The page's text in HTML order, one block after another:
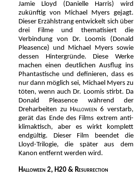
Jamie Lloyd (Danielle Harris) wird
zukünftig von Michael Myers gejagt.
Dieser Erzählstrang entwickelt sich über
drei Filme und thematisiert die
Verbindung von Dr. Loomis (Donald
Pleasence) und Michael Myers sowie
dessen Hintergründe. Diese Werke
machen einen deutlichen Ausflug ins
Phantastische und definieren, dass es
nur dann möglich sei, Michael Myers zu
töten, wenn auch Dr. Loomis stirbt. Da
Donald Pleasence während der
Dreharbeiten zu Halloween 6 verstarb,
gerät das Ende des Films extrem anti-
klimaktisch, aber es wirkt komplett
endgültig. Dieser Film beendet die
Lloyd-Trilogie, die später aus dem
Kanon entfernt werden wird.
Halloween 2, H20 & Resurrection